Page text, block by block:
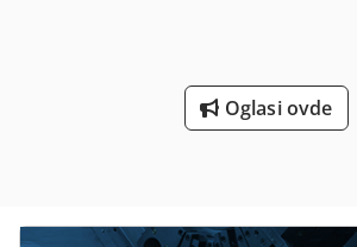
Oglasi ovde